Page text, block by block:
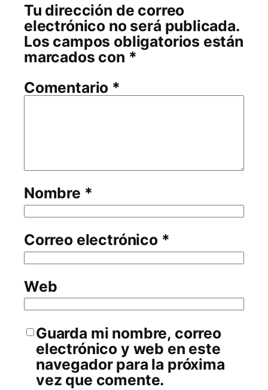
Tu dirección de correo
electrónico no será publicada.
Los campos obligatorios están
marcados con *
Comentario *
Nombre *
Correo electrónico *
Web
Guarda mi nombre, correo
electrónico y web en este
navegador para la próxima
vez que comente.